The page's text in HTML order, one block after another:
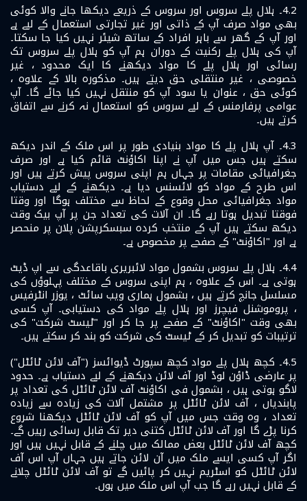
4.2۔ ہلال پلے سروس اور سروس کے ذریعے دیکھا جانے والا کوئی
بھی مواد صرف آپ کے ذاتی اور غیر تجارتی استعمال کے لیے ہے
اور آپ کے گھر سے باہر افراد کے ساتھ شیئر نہیں کیا جا سکتا۔
آپ کی ہلال پلے رکنیت کے دوران ہم آپ کو ہلال پلے سروس تک
رسائی اور ہلال پلے کا مواد دیکھنے کا ایک محدود ، غیر
خصوصی ، غیر منتقلی حق دیتے ہیں۔ مذکورہ بالا کے علاوہ ،
کوئی حق ، عنوان یا سود آپ کو منتقل نہیں کیا جائے گا۔ آپ
عوامی پرفارمنس کے لیے سروس کو استعمال نہ کرنے سے اتفاق
کرتے ہیں۔
4.3۔ آپ ہلال پلے کا مواد بنیادی طور پر اس ملک کے اندر دیکھ
سکتے ہیں جس میں آپ نے اپنا اکاؤنٹ قائم کیا ہے اور صرف
جغرافیائی مقامات پر جہاں ہم اپنی سروس پیش کرتے ہیں اور
اس طرح کے مواد کو لائسنس دیا ہے۔ دیکھنے کے لیے دستیاب
مواد جغرافیائی محل وقوع کے لحاظ سے مختلف ہوگا اور وقتا
فوقتا تبدیل ہوتا رہے گا۔ ان آلات کی تعداد جن پر آپ بیک وقت
دیکھ سکتے ہیں آپ کے منتخب کردہ سبسکرپشن پلان پر منحصر
ہے اور "اکاؤنٹ" کے صفحے پر مخصوص ہے۔
4.4۔ ہلال پلے سروس بشمول مواد لائبریری باقاعدگی سے اپ ڈیٹ
ہوتی ہے۔ اس کے علاوہ ، ہم اپنی سروس کے مختلف پہلوؤں کی
مسلسل جانچ کرتے ہیں ، بشمول ہماری ویب سائٹ ، یوزر انٹرفیس
، پروموشنل فیچرز اور ہلال پلے مواد کی دستیابی۔ آپ کسی
بھی وقت "اکاؤنٹ" کے صفحے پر جا کر اور "ٹیسٹ شرکت" کی
ترتیبات کو تبدیل کر کے ٹیسٹ کی شرکت کو بند کر سکتے ہیں۔
4.5۔ کچھ ہلال پلے مواد کچھ سپورٹ ڈیوائسز ("آف لائن ٹائٹل")
پر عارضی ڈاؤن لوڈ اور آف لائن دیکھنے کے لیے دستیاب ہے۔ حدود
لاگو ہوتی ہیں ، بشمول فی اکاؤنٹ آف لائن ٹائٹل کی تعداد پر
پابندیاں ، آف لائن ٹائٹل پر مشتمل آلات کی زیادہ سے زیادہ
تعداد ، وہ وقت جس میں آپ کو آف لائن ٹائٹل دیکھنا شروع
کرنا پڑے گا اور آف لائن ٹائٹل کتنی دیر تک قابل رسائی رہیں گے۔
کچھ آف لائن ٹائٹل بعض ممالک میں چلنے کے قابل نہیں ہیں اور
اگر آپ کسی ایسے ملک میں آن لائن جاتے ہیں جہاں آپ اس آف
لائن ٹائٹل کو اسٹریم نہیں کر پائیں گے تو آف لائن ٹائٹل چلانے
کے قابل نہیں رہے گا جب آپ اس ملک میں ہوں۔